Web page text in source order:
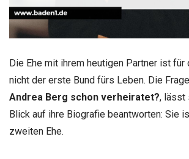
Die Ehe mit ihrem heutigen Partner ist für
nicht der erste Bund fürs Leben. Die
Andrea Berg schon verheiratet?, lässt
Blick auf ihre Biografie beantworten: Sie
zweiten Ehe.